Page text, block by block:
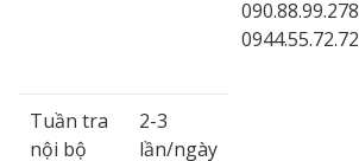
090.88.99.278
0944.55.72.72
Tuần tra
nội bộ
2-3
lần/ngày